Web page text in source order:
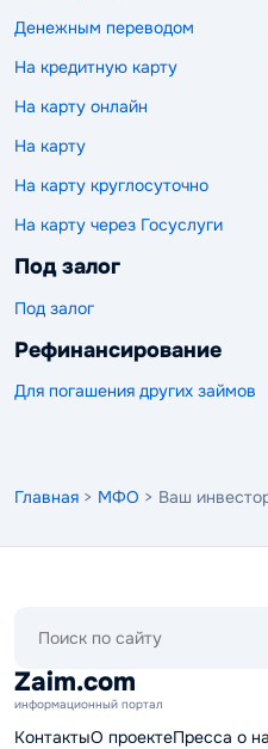
Денежным переводом
На кредитную карту
На карту онлайн
На карту
На карту круглосуточно
На карту через Госуслуги
Под залог
Под залог
Рефинансирование
Для погашения других займов
Главная > МФО > Ваш
сайту
Zaim.com
информационный портал
КонтактыО проектеПресса о